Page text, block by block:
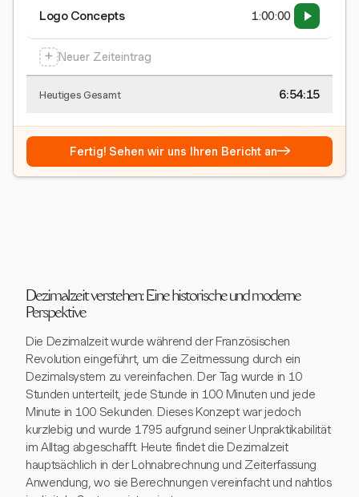
Logo Concepts 1:00:00
+ Neuer Zeiteintrag
Heutiges Gesamt 6:54:15
Fertig! Sehen wir uns Ihren Bericht an→
Dezimalzeit verstehen: Eine historische und moderne
Perspektive
Die Dezimalzeit wurde während der Französischen
Revolution eingeführt, um die Zeitmessung durch ein
Dezimalsystem zu vereinfachen. Der Tag wurde in 10
Stunden unterteilt, jede Stunde in 100 Minuten und jede
Minute in 100 Sekunden. Dieses Konzept war jedoch
kurzlebig und wurde 1795 aufgrund seiner Unpraktikabilität
im Alltag abgeschafft. Heute findet die Dezimalzeit
hauptsächlich in der Lohnabrechnung und Zeiterfassung
Anwendung, wo sie Berechnungen vereinfacht und nahtlos